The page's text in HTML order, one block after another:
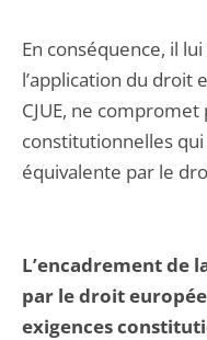
En conséquence, il
l’application du droit
CJUE, ne
constitutionnelles
équivalente par le
L’encadrement de
par le droit
exigences